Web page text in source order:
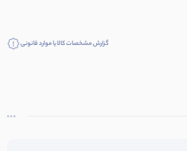
گزارش مشخصات کالا یا موارد قانونی